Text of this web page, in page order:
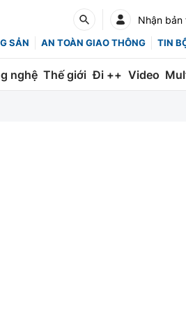
Nhận bản
SẢN AN TOÀN GIAO THÔNG TIN
nghệ Thế giới Đi ++ Video